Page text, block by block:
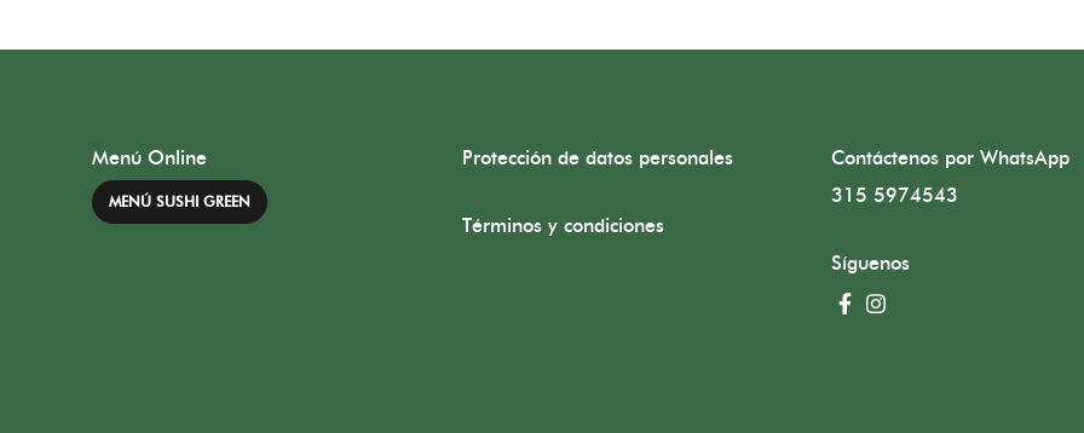
Menú Online
MENÚ SUSHI GREEN
Protección de datos personales
Términos y condiciones
Contáctenos por WhatsApp
315 5974543
Síguenos